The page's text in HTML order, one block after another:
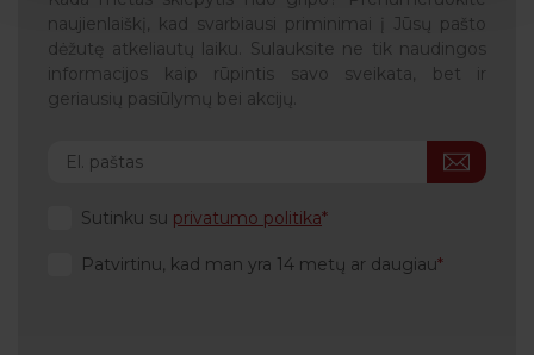
naujienlaiškį, kad svarbiausi priminimai į Jūsų pašto
dėžutę atkeliautų laiku. Sulauksite ne tik naudingos
informacijos kaip rūpintis savo sveikata, bet ir
geriausių pasiūlymų bei akcijų.
Sutinku su privatumo politika
Patvirtinu, kad man yra 14 metų ar daugiau